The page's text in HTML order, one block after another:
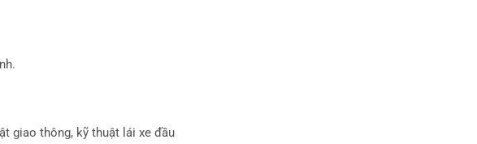
giao thông, kỹ thuật lái xe đầu